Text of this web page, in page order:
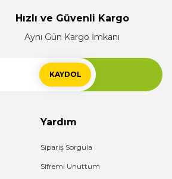
Hızlı ve Güvenli Kargo
Aynı Gün Kargo İmkanı
KAYDOL
Yardım
Sipariş Sorgula
Sifremi Unuttum